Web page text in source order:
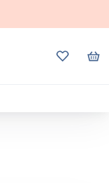
Mes